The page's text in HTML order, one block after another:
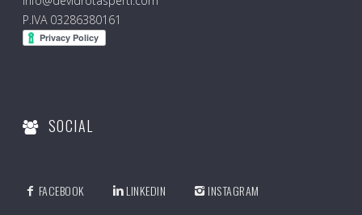
P.IVA 03286380161
SOCIAL
FACEBOOK LINKEDIN INSTAGRAM